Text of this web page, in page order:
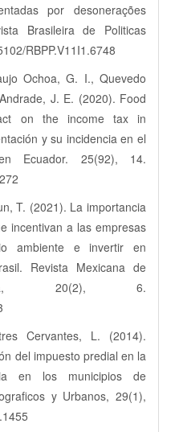
por desonerações
Brasileira de Politicas
RBPP.V11I1.6748
Ochoa, G. I., Quevedo
J. E. (2020). Food
on the income tax in
y su incidencia en el
Ecuador. 25(92), 14.
T. (2021). La importancia
incentivan a las empresas
ambiente e invertir en
Revista Mexicana de
20(2), 6.
Cervantes, L. (2014).
del impuesto predial en la
en los municipios de
y Urbanos, 29(1),